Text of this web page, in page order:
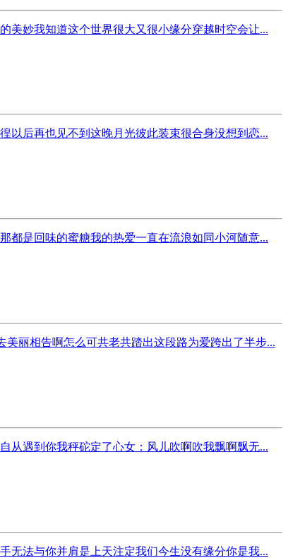
美妙我知道这个世界很大又很小缘分穿越时空会让...
以后再也见不到这晚月光彼此装束很合身没想到恋...
都是回味的蜜糖我的热爱一直在流浪如同小河随意...
丽相告啊怎么可共老共踏出这段路为爱跨出了半步...
从遇到你我秤砣定了心女：风儿吹啊吹我飘啊飘无...
无法与你并肩是上天注定我们今生没有缘分你是我...